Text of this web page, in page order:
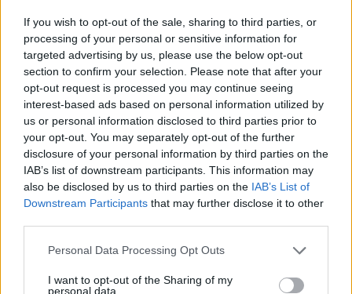
If you wish to opt-out of the sale, sharing to third parties, or
processing of your personal or sensitive information for
targeted advertising by us, please use the below opt-out
section to confirm your selection. Please note that after your
opt-out request is processed you may continue seeing
interest-based ads based on personal information utilized by
us or personal information disclosed to third parties prior to
your opt-out. You may separately opt-out of the further
disclosure of your personal information by third parties on the
IAB’s list of downstream participants. This information may
also be disclosed by us to third parties on the IAB’s List of
Downstream Participants that may further disclose it to other
Please note that this website/app uses one or more Google
not limited to your visit or usage behaviour. You may click to
Personal Data Processing Opt Outs
I want to opt-out of the Sharing of my
personal data.
A RÓMAIAKTÓL AZ AGYAGKATONÁKIG –
TÁRLATVEZETÉSEK, WORKSHOP ÉS
KÖZÖNSÉGTALÁLKOZÓ VÁRJA A LÁTOGATÓKAT A
GYŐRI RÓMER MÚZEUMBAN